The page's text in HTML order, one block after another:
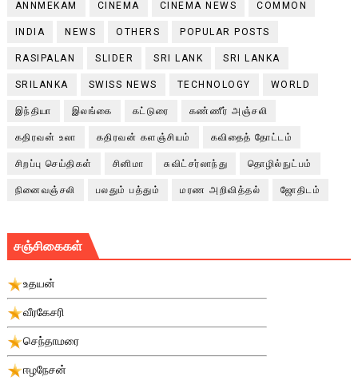
ANNMEKAM CINEMA CINEMA NEWS COMMON
INDIA NEWS OTHERS POPULAR POSTS
RASIPALAN SLIDER SRI LANK SRI LANKA
SRILANKA SWISS NEWS TECHNOLOGY WORLD
இந்தியா இலங்கை கட்டுரை கண்ணீர் அஞ்சலி
கதிரவன் உலா கதிரவன் களஞ்சியம் கவிதைத் தோட்டம்
சிறப்பு செய்திகள் சினிமா சுவிட்சர்லாந்து தொழில்நுட்பம்
நினைவஞ்சலி பலதும் பத்தும் மரண அறிவித்தல் ஜோதிடம்
சஞ்சிகைகள்
உதயன்
வீரகேசரி
செந்தாமரை
ஈழநேசன்